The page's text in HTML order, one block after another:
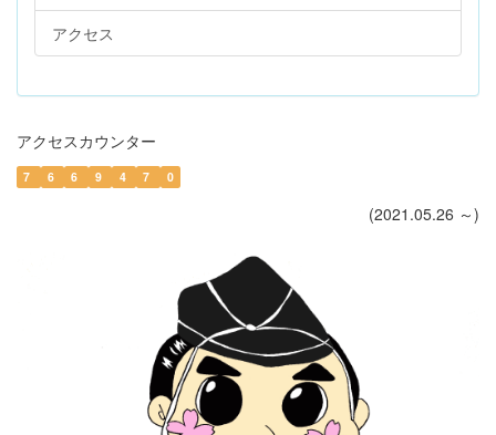
アクセス
アクセスカウンター
7 6 6 9 4 7 0
(2021.05.26 ～)